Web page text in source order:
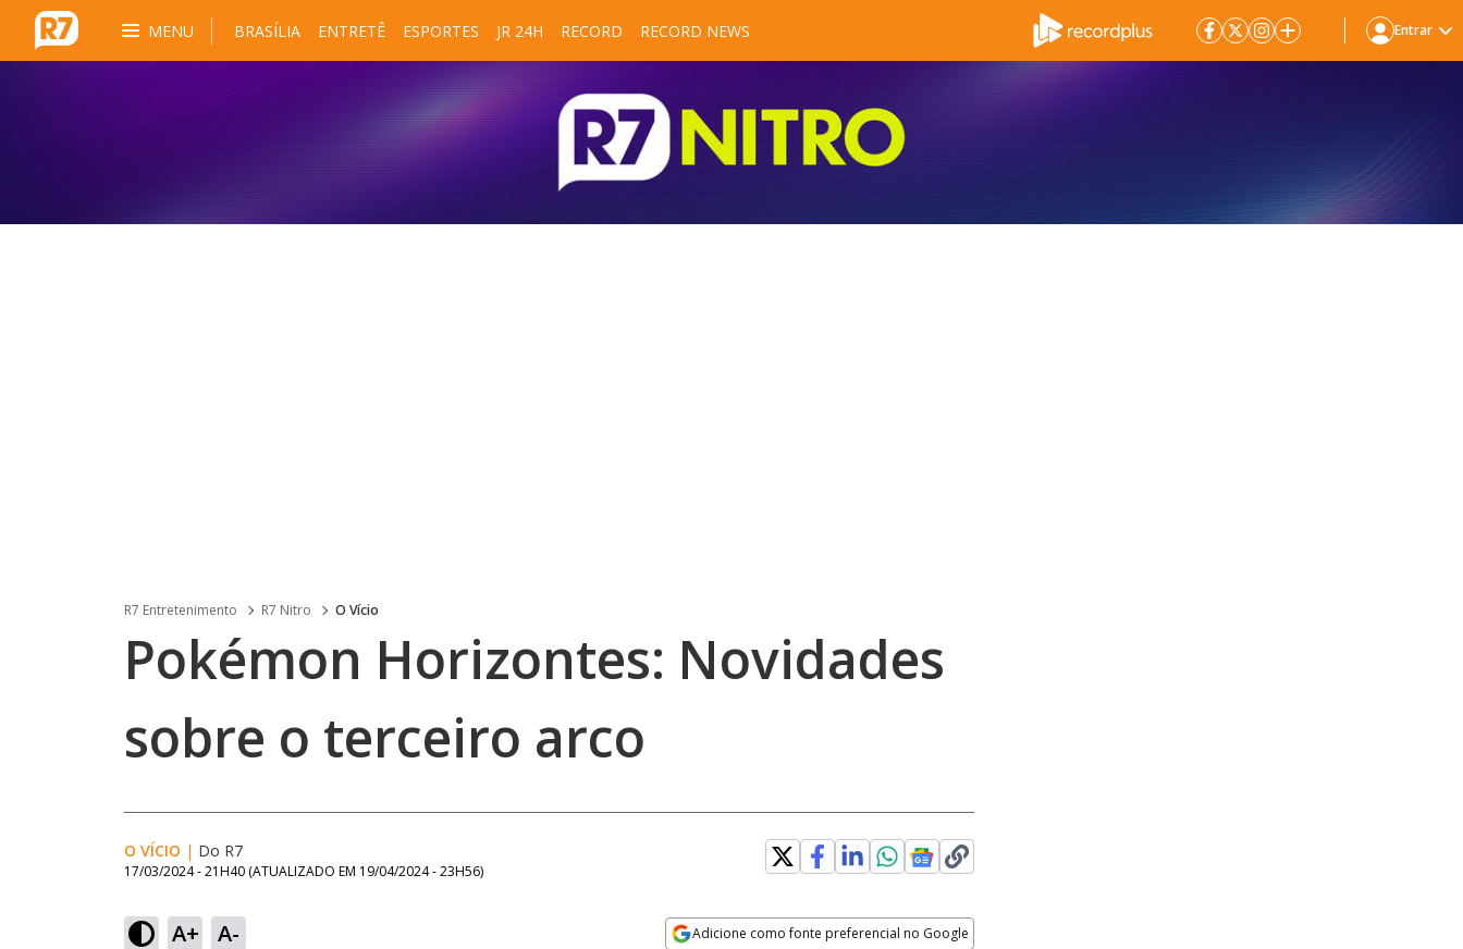
MENU BRASÍLIA ENTRETÊ ESPORTES JR 24H RECORD RECORD NEWS Entrar
R7 Entretenimento R7 Nitro O Vício
Pokémon Horizontes: Novidades
sobre o terceiro arco
O VÍCIO | Do R7
17/03/2024 - 21H40 (ATUALIZADO EM 19/04/2024 - 23H56)
A+ A- Adicione como fonte preferencial no Google